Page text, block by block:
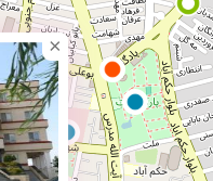
×